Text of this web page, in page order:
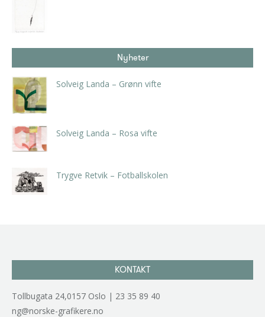
Nyheter
Solveig Landa – Grønn vifte
Solveig Landa – Rosa vifte
Trygve Retvik – Fotballskolen
KONTAKT
Tollbugata 24,0157 Oslo | 23 35 89 40
ng@norske-grafikere.no